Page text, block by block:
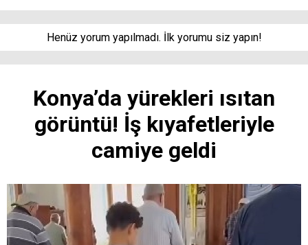
Henüz yorum yapılmadı. İlk yorumu siz yapın!
Konya’da yürekleri ısıtan
görüntü! İş kıyafetleriyle
camiye geldi